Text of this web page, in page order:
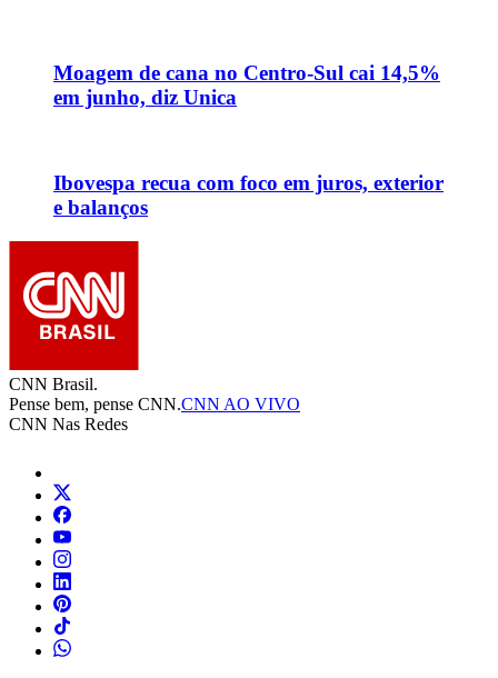
Moagem de cana no Centro-Sul cai 14,5%
em junho, diz Unica
Ibovespa recua com foco em juros, exterior
e balanços
CNN Brasil.
Pense bem, pense CNN.CNN AO VIVO
CNN Nas Redes